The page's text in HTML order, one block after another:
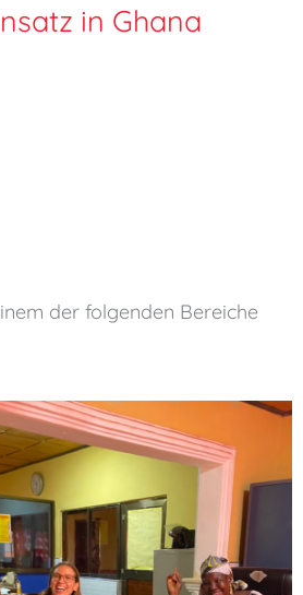
in Ghana
der folgenden Bereiche